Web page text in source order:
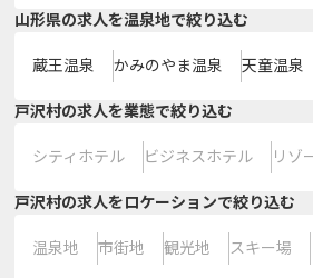
山形県の求人を温泉地で絞り込む
蔵王温泉 かみのやま温泉 天童温泉
戸沢村の求人を業態で絞り込む
シティホテル ビジネスホテル リゾ
戸沢村の求人をロケーションで絞り込む
温泉地 市街地 観光地 スキー場